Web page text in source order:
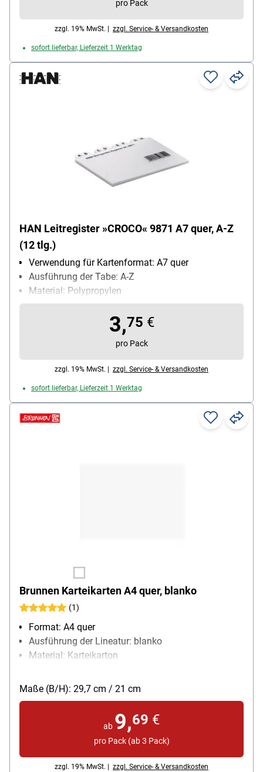
pro Pack
zzgl. 19% MwSt. | zzgl. Service- & Versandkosten
sofort lieferbar, Lieferzeit 1 Werktag
HAN Leitregister »CROCO« 9871 A7 quer, A-Z
(12 tlg.)
Verwendung für Kartenformat: A7 quer
Ausführung der Tabe: A-Z
Material: Polypropylen
Inhalt pro Pack: 1 Stück
Besonderheiten: 0,5 mm Folienstärke
3,75 €
pro Pack
zzgl. 19% MwSt. | zzgl. Service- & Versandkosten
sofort lieferbar, Lieferzeit 1 Werktag
Brunnen Karteikarten A4 quer, blanko
(1)
Format: A4 quer
Ausführung der Lineatur: blanko
Material: Karteikarton
Packungsmenge: 100 Stück
Maße (B/H): 29,7 cm / 21 cm
ab 9,69 €
pro Pack (ab 3 Pack)
zzgl. 19% MwSt. | zzgl. Service- & Versandkosten